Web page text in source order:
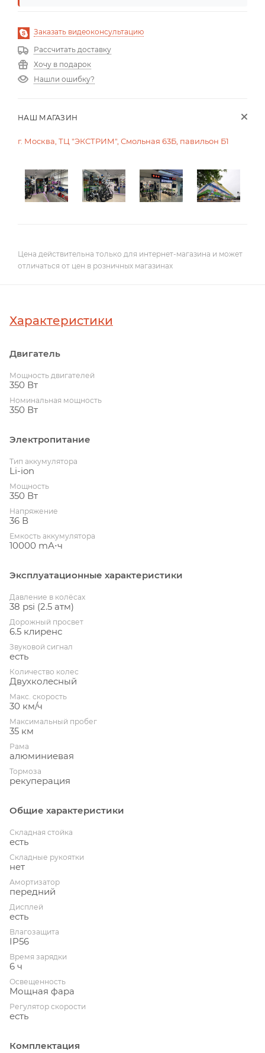
Заказать видеоконсультацию
Рассчитать доставку
Хочу в подарок
Нашли ошибку?
НАШ МАГАЗИН
г. Москва, ТЦ "ЭКСТРИМ", Смольная 63Б, павильон Б1
Цена действительна только для интернет-магазина и может
отличаться от цен в розничных магазинах
Характеристики
Двигатель
Мощность двигателей
350 Вт
Номинальная мощность
350 Вт
Электропитание
Тип аккумулятора
Li-ion
Мощность
350 Вт
Напряжение
36 В
Емкость аккумулятора
10000 mА⋅ч
Эксплуатационные характеристики
Давление в колёсах
38 psi (2.5 атм)
Дорожный просвет
6.5 клиренс
Звуковой сигнал
есть
Количество колес
Двухколесный
Макс. скорость
30 км/ч
Максимальный пробег
35 км
Рама
алюминиевая
Тормоза
рекуперация
Общие характеристики
Складная стойка
есть
Складные рукоятки
нет
Амортизатор
передний
Дисплей
есть
Влагозащита
IP56
Время зарядки
6 ч
Освещенность
Мощная фара
Регулятор скорости
есть
Комплектация